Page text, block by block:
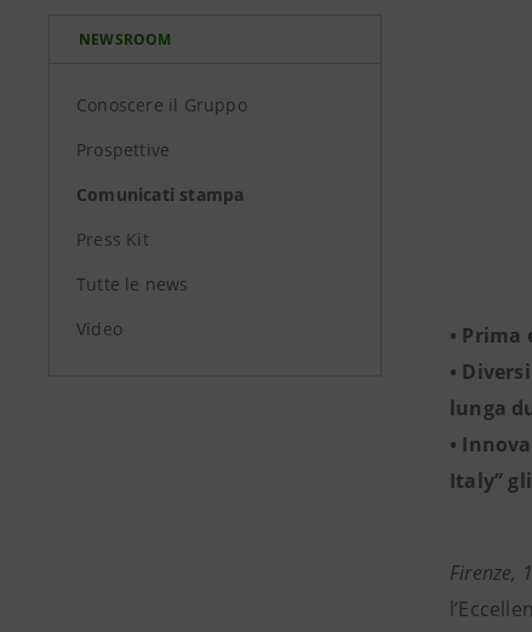
NEWSROOM
Conoscere il Gruppo
Prospettive
Comunicati stampa
Press Kit
Tutte le news
Video
•
•
lunga
•
Italy”
Firenze,